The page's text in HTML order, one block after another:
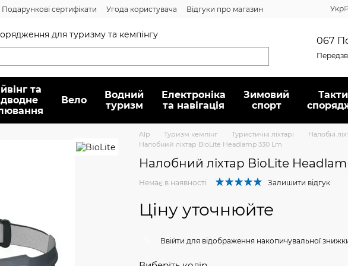
Подарункові сертифікати Угода користувача
Відгуки про магазин
Укр
для туризму та кемпінгу
067
та
Вело
Водний
туризм
Електроніка
та навігація
Зимовий
спорт
Alp Туризм кемпінг Туристичні ліхтарі
Налобні
Налобний ліхтар BioLite Headlamp 330 Lm
Налобний ліхтар BioLite
Немає в наявності Залишити відгук
Ціну уточнюйте
Ввійти для відображення накопичувальної